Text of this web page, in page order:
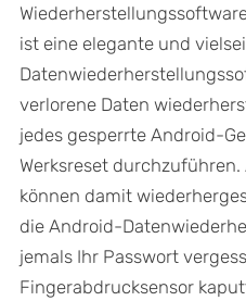
ist eine elegante und
verlorene Daten
jedes gesperrte Android-
Werksreset
können damit
die Android-
jemals Ihr Passwort
Fingerabdrucksensor